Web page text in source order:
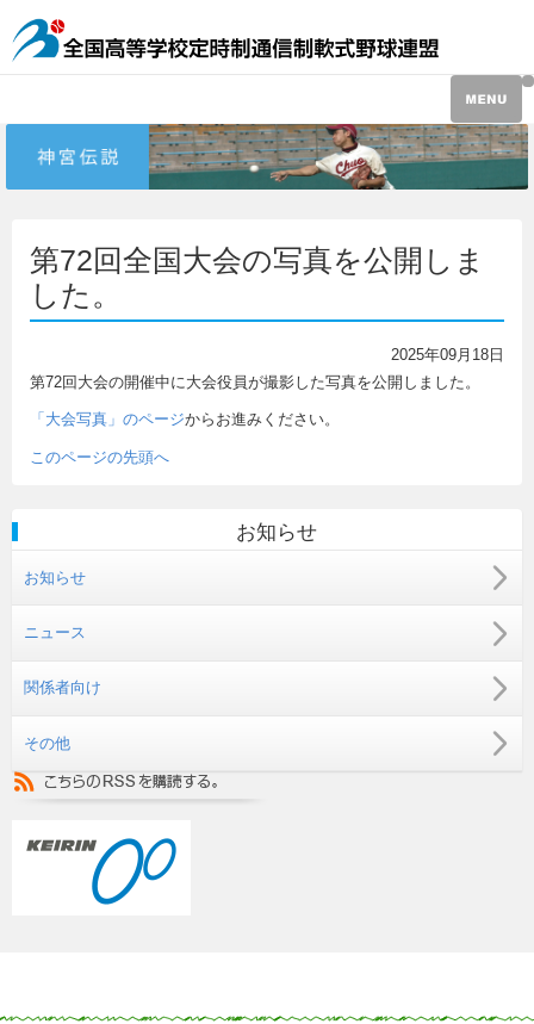
第72回全国大会の写真を公開しま
した。
2025年09月18日
第72回大会の開催中に大会役員が撮影した写真を公開しました。
「大会写真」のページからお進みください。
このページの先頭へ
お知らせ
お知らせ
ニュース
関係者向け
その他